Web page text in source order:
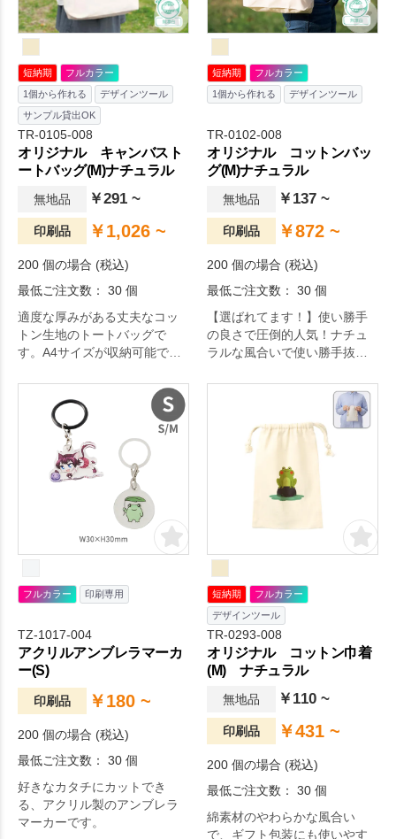
まで幅広い用途でご好評をい
ただいております。
短納期
フルカラー
1個から作れる
デザインツール
サンプル貸出OK
TR-0105-008
オリジナル キャンバスト
ートバッグ(M)ナチュラル
無地品 ￥291 ~
印刷品 ￥1,026 ~
200 個の場合 (税込)
最低ご注文数： 30 個
適度な厚みがある丈夫なコッ
トン生地のトートバッグで
す。A4サイズが収納可能で、
くさん資料を入れられます。
企業用ノベルティはもちろ
ん、販売品やイベント記念品
など幅広い用途で大人気で
す。肩かけ利用も可能なの
で、エコバッグとしてもおす
すめです。※エコマーク付
短納期
フルカラー
1個から作れる
デザインツール
TR-0102-008
オリジナル コットンバッ
グ(M)ナチュラル
無地品 ￥137 ~
印刷品 ￥872 ~
200 個の場合 (税込)
最低ご注文数： 30 個
【選ばれてます！】使い勝手
の良さで圧倒的人気！ナチュ
ラルな風合いで使い勝手抜群
す。ノベルティグッズとして
はもちろん展示会やセミナー
でのカタログ用バッグや、カ
フェやショップの物販品まで
幅広い用途で大人気の定番商
品です。薄手ながらマチ付き
でしっかりしたつくりなので
可能な面積が広いので、オリ
ジナルのデザインがしっかり
印刷できます。
フルカラー 印刷専用
TZ-1017-004
アクリルアンブレラマーカ
ー(S)
印刷品 ￥180 ~
200 個の場合 (税込)
最低ご注文数： 30 個
好きなカタチにカットでき
る、アクリル製のアンブレラ
マーカーです。
短納期
フルカラー
デザインツール
TR-0293-008
オリジナル コットン巾着
(M) ナチュラル
無地品 ￥110 ~
印刷品 ￥431 ~
200 個の場合 (税込)
最低ご注文数： 30 個
綿素材のやわらかな風合い
で、ギフト包装にも使いやす